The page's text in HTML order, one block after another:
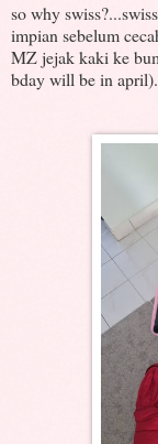
so why
impian sebelum
MZ jejak kaki ke
bday will be in april).